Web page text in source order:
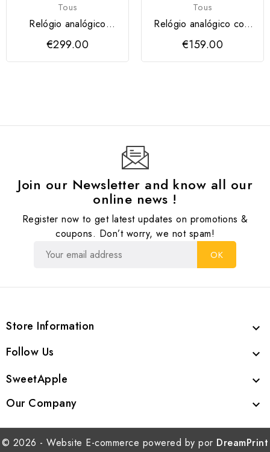
Tous
Relógio analógico
Tender Shine Dourado
Tous
€299.00
Tous
Relógio analógico com
mostrador em...
€159.00
Join our Newsletter and know all our
online news !
Register now to get latest updates on promotions &
coupons. Don’t worry, we not spam!
Store Information 
Follow Us 
SweetApple 
Our Company 
© 2026 - Website E-commerce powered by por DreamPrint